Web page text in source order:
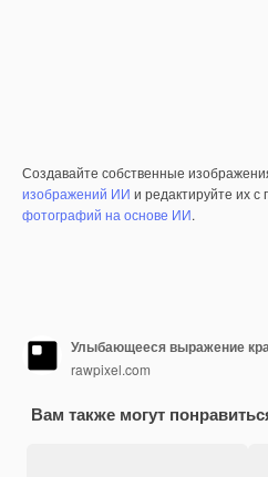
Создавайте собственные
изображений ИИ и редактируйте их
фотографий на основе ИИ.
Улыбающееся выражение
rawpixel.com
Вам также могут